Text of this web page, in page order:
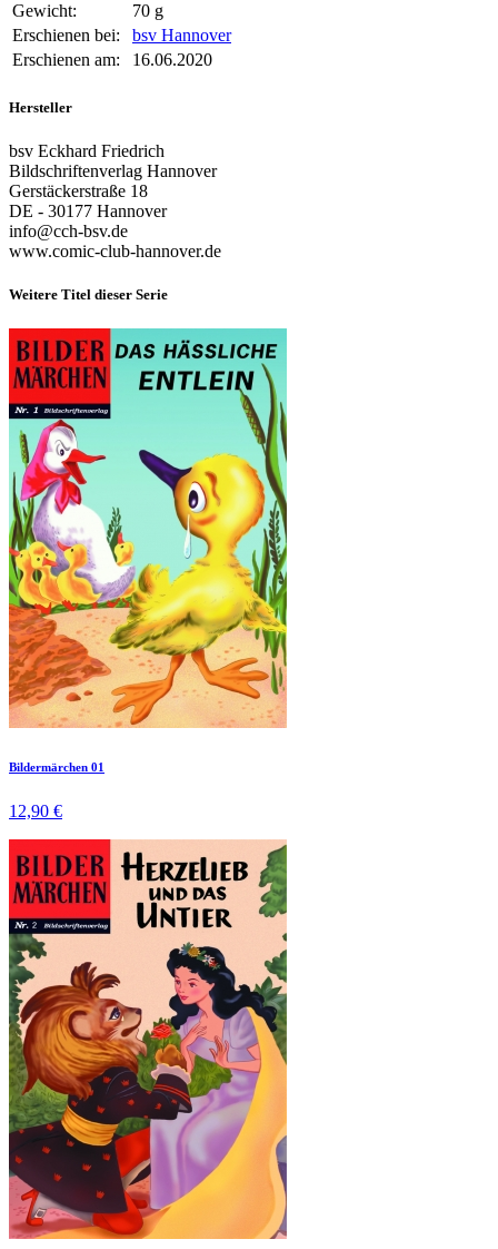
Gewicht:
70 g
Erschienen bei:
bsv Hannover
Erschienen am:
16.06.2020
Hersteller
bsv Eckhard Friedrich
Bildschriftenverlag Hannover
Gerstäckerstraße 18
DE - 30177 Hannover
info@cch-bsv.de
www.comic-club-hannover.de
Weitere Titel dieser Serie
Bildermärchen 01
12,90 €